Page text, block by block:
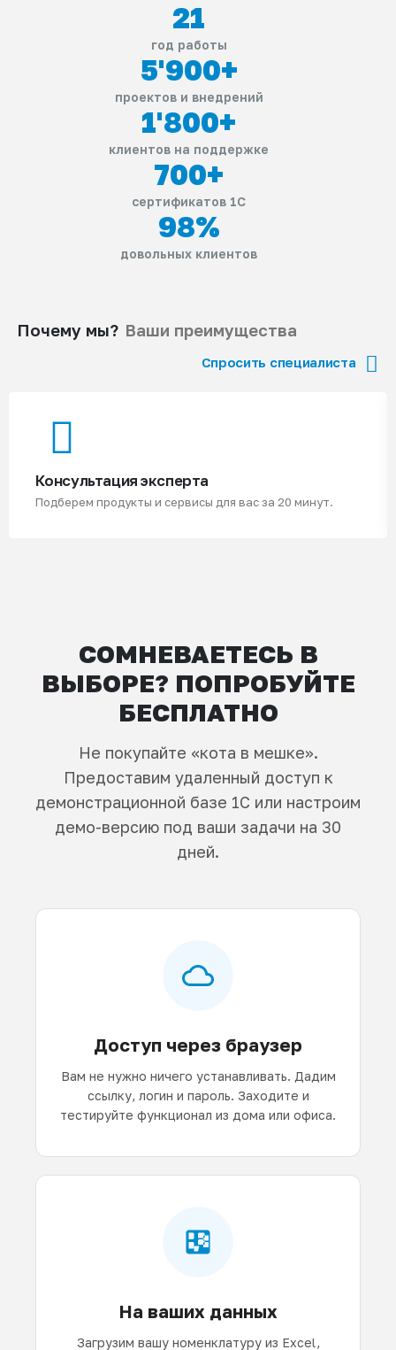
21
год работы
5'900+
проектов и внедрений
1'800+
клиентов на поддержке
700+
сертификатов 1С
98%
довольных клиентов
Почему мы? Ваши преимущества
Спросить специалиста
Консультация эксперта
Подберем продукты и сервисы для вас за 20 минут.
СОМНЕВАЕТЕСЬ В
ВЫБОРЕ? ПОПРОБУЙТЕ
БЕСПЛАТНО
Не покупайте «кота в мешке».
Предоставим удаленный доступ к
демонстрационной базе 1С или настроим
демо-версию под ваши задачи на 30
дней.
Доступ через браузер
Вам не нужно ничего устанавливать. Дадим
ссылку, логин и пароль. Заходите и
тестируйте функционал из дома или офиса.
На ваших данных
Загрузим вашу номенклатуру из Excel,